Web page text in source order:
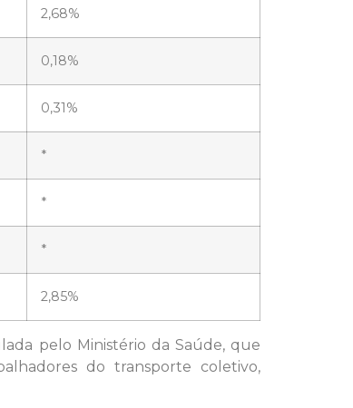
2,68%
0,18%
0,31%
*
*
*
2,85%
pelo Ministério da Saúde, que
do transporte coletivo,